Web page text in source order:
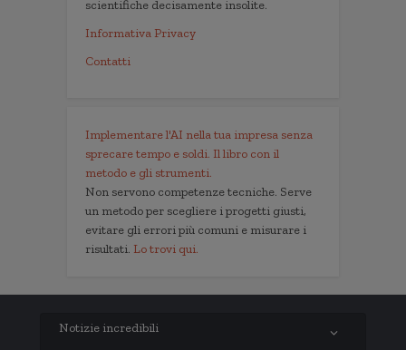
scientifiche decisamente insolite.
Informativa Privacy
Contatti
Implementare l'AI nella tua impresa senza
sprecare tempo e soldi. Il libro con il
metodo e gli strumenti.
Non servono competenze tecniche. Serve
un metodo per scegliere i progetti giusti,
evitare gli errori più comuni e misurare i
risultati. Lo trovi qui.
Notizie incredibili